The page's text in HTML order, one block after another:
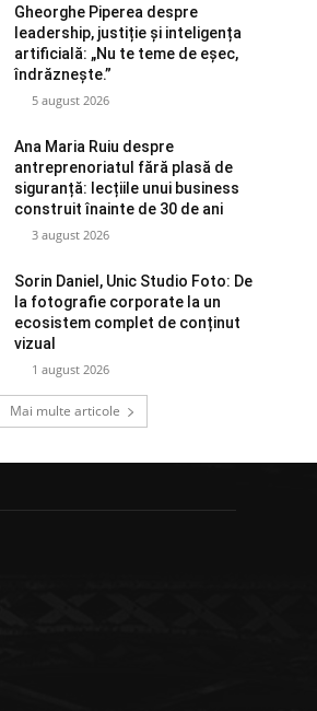
Gheorghe Piperea despre
leadership, justiție și inteligența
artificială: „Nu te teme de eșec,
îndrăznește.”
5 august 2026
Ana Maria Ruiu despre
antreprenoriatul fără plasă de
siguranță: lecțiile unui business
construit înainte de 30 de ani
3 august 2026
Sorin Daniel, Unic Studio Foto: De
la fotografie corporate la un
ecosistem complet de conținut
vizual
1 august 2026
Mai multe articole